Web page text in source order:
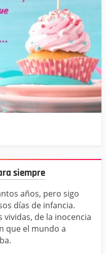
siempre
años, pero sigo
días de infancia.
de la inocencia
que el mundo a